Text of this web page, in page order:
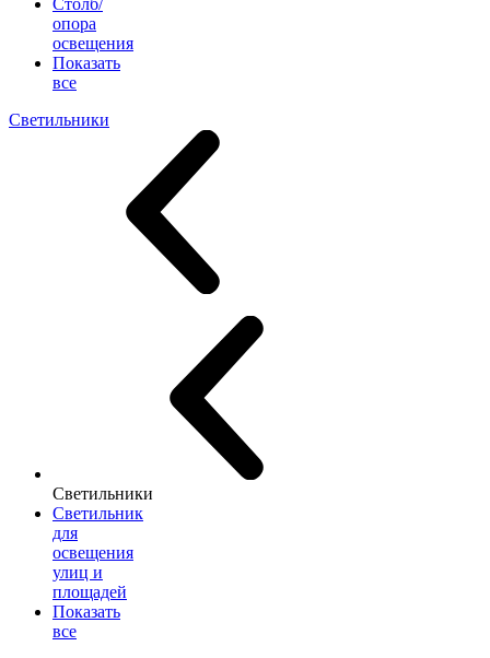
Столб/
опора
освещения
Показать
все
Светильники
Светильники
Светильник
для
освещения
улиц и
площадей
Показать
все